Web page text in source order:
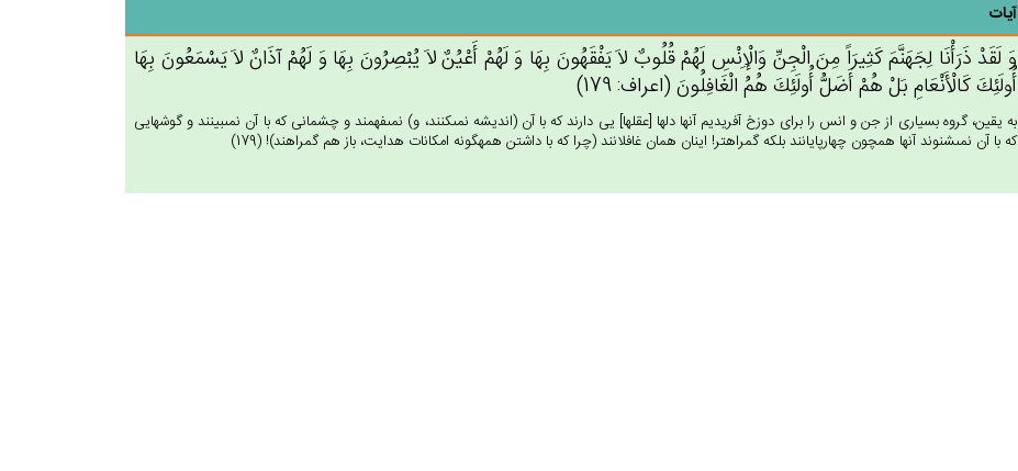
آیات
وَ لَقَدْ ذَرَأْنَا لِجَهَنَّم‌َ كَثِيرَاً مِن‌َ الْجِن‌ِّ وَالْإِنْس‌ِ لَهُم‌ْ قُلُوب‌ٌ لاَ يَفْقَهُون‌َ بِهَا وَ لَهُم‌ْ أَعْيُن‌ٌ لاَ يُبْصِرُون‌َ بِهَا وَ لَهُم‌ْ آذَان‌ٌ لاَ يَسْمَعُون‌َ بِهَا
أُولَئِك‌َ كَالْأَنْعَام‌ِ بَل‌ْ هُم‌ْ أَضَل‌ُّ أُولَئِك‌َ هُم‌ُ الْغَافِلُون‌َ (اعراف: 179)
به يقين، گروه بسيارى از جن و انس را براى دوزخ آفريديم آنها دلها [عقلها] يى دارند كه با آن (انديشه نمى‏كنند، و) نمى‏فهمند و چشمانى كه با آن نمى‏بينند و گوشهايى
كه با آن نمى‏شنوند آنها همچون چهارپايانند بلكه گمراهتر! اينان همان غافلانند (چرا كه با داشتن همه‏گونه امكانات هدايت، باز هم گمراهند)! (179)